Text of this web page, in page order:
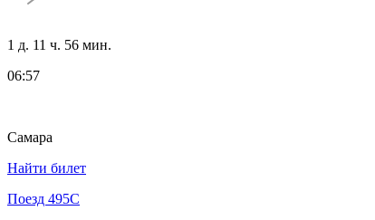
1 д. 11 ч. 56 мин.
06:57
Самара
Найти билет
Поезд 495С